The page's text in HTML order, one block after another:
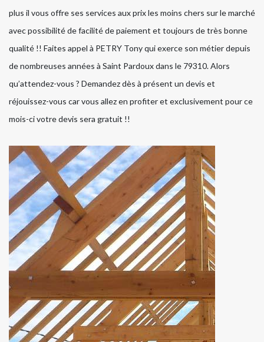
plus il vous offre ses services aux prix les moins chers sur le marché
avec possibilité de facilité de paiement et toujours de très bonne
qualité !! Faites appel à PETRY Tony qui exerce son métier depuis
de nombreuses années à Saint Pardoux dans le 79310. Alors
qu’attendez-vous ? Demandez dès à présent un devis et
réjouissez-vous car vous allez en profiter et exclusivement pour ce
mois-ci votre devis sera gratuit !!